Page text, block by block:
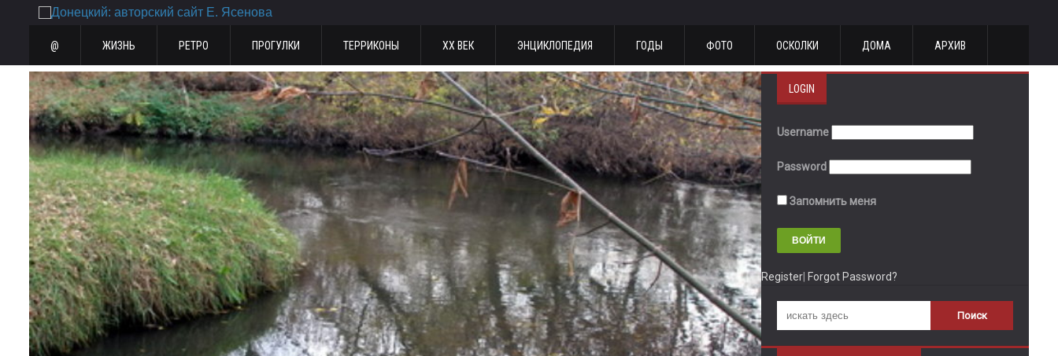
@ ЖИЗНЬ РЕТРО ПРОГУЛКИ ТЕРРИКОНЫ ХХ ВЕК ЭНЦИКЛОПЕДИЯ ГОДЫ ФОТО ОСКОЛКИ ДОМА АРХИВ
LOGIN
Username
Password
Запомнить меня
Register Forgot Password?